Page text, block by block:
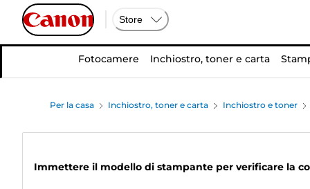
Store
Fotocamere Inchiostro, toner e carta
Per la casa Inchiostro, toner e carta Inchiostro e toner
Immettere il modello di stampante per verificare la